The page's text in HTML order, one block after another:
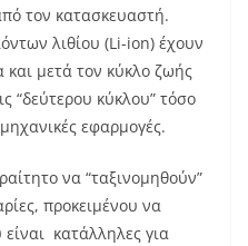
τον κατασκευαστή.
λιθίου (Li-ion) έχουν
και μετά τον κύκλο ζωής
“δεύτερου κύκλου” τόσο
εφαρμογές.
να “ταξινομηθούν”
προκειμένου να
κατάλληλες για